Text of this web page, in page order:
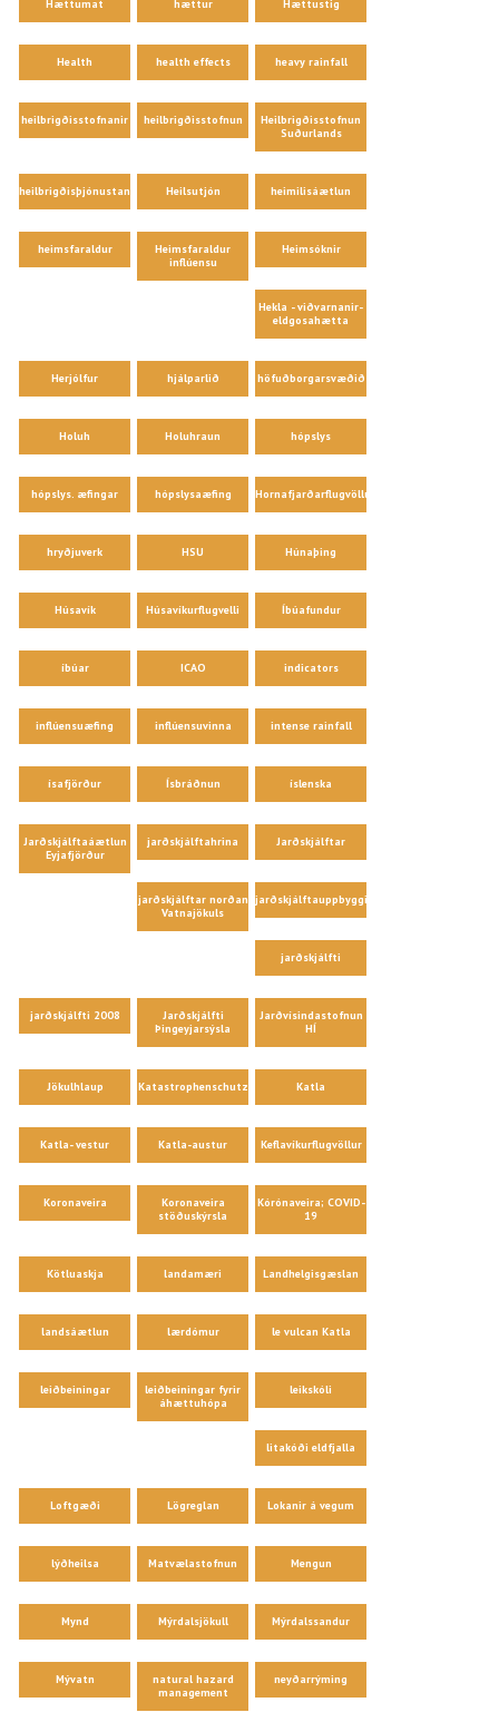
Hættumat hættur Hættustig
Health health effects heavy rainfall
heilbrigðisstofnanir heilbrigðisstofnun
Heilbrigðisstofnun
Suðurlands
heilbrigðisþjónustan Heilsutjón heimilisáætlun
heimsfaraldur
Heimsfaraldur
inflúensu
Heimsóknir
Hekla - viðvarnanir-
eldgosahætta
Herjólfur hjálparlið höfuðborgarsvæðið
Holuh Holuhraun hópslys
hópslys. æfingar hópslysaæfing Hornafjarðarflugvöllur
hryðjuverk HSU Húnaþing
Húsavík Húsavíkurflugvelli Íbúafundur
íbúar ICAO indicators
inflúensuæfing inflúensuvinna intense rainfall
ísafjörður Ísbráðnun íslenska
Jarðskjálftaáætlun
Eyjafjörður
jarðskjálftahrina Jarðskjálftar
jarðskjálftar norðan
Vatnajökuls
jarðskjálftauppbygging
jarðskjálfti
jarðskjálfti 2008
Jarðskjálfti
Þingeyjarsýsla
Jarðvísindastofnun
HÍ
Jökulhlaup Katastrophenschutz Katla
Katla- vestur Katla-austur Keflavíkurflugvöllur
Koronaveira
Koronaveira
stöðuskýrsla
Kórónaveira; COVID-
19
Kötluaskja landamæri Landhelgisgæslan
landsáætlun lærdómur le vulcan Katla
leiðbeiningar
leiðbeiningar fyrir
áhættuhópa
leikskóli
litakóði eldfjalla
Loftgæði Lögreglan Lokanir á vegum
lýðheilsa Matvælastofnun Mengun
Mynd Mýrdalsjökull Mýrdalssandur
Mývatn
natural hazard
management
neyðarrýming